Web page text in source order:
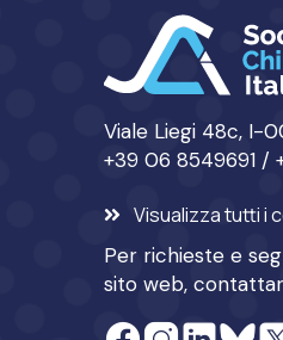
Viale Liegi 48c, I-
+39 06 8549691 /
Visualizza tutti i
Per richieste e
sito web,